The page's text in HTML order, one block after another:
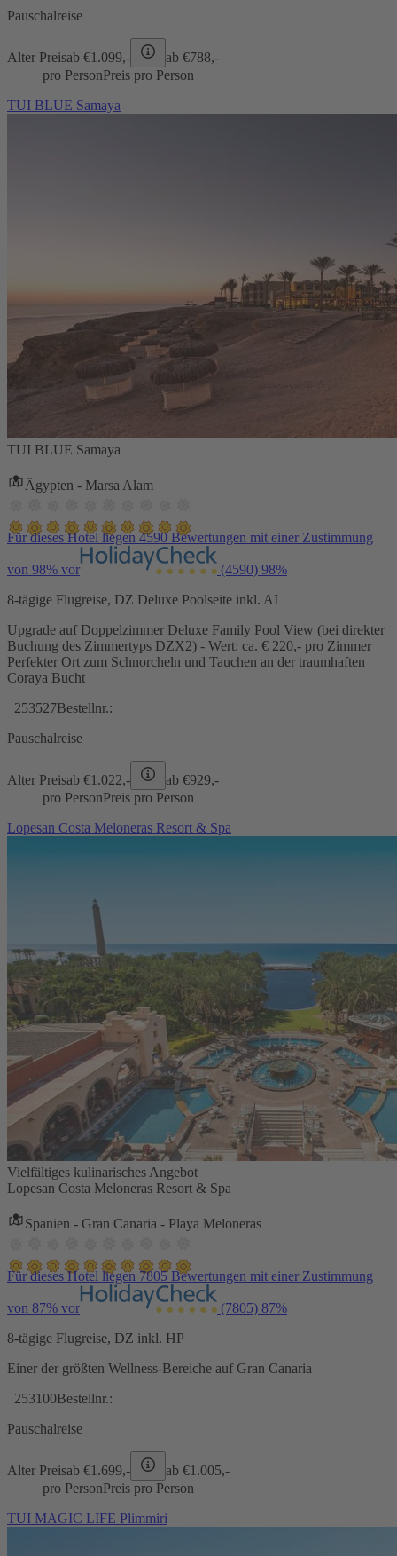
Pauschalreise
Alter Preisab €1.099,- ab €788,-
pro PersonPreis pro Person
TUI BLUE Samaya
TUI BLUE Samaya
Ägypten - Marsa Alam
Für dieses Hotel liegen 4590 Bewertungen mit einer Zustimmung
von 98% vor (4590) 98%
8-tägige Flugreise, DZ Deluxe Poolseite inkl. AI
Upgrade auf Doppelzimmer Deluxe Family Pool View (bei direkter
Buchung des Zimmertyps DZX2) - Wert: ca. € 220,- pro Zimmer
Perfekter Ort zum Schnorcheln und Tauchen an der traumhaften
Coraya Bucht
253527Bestellnr.:
Pauschalreise
Alter Preisab €1.022,- ab €929,-
pro PersonPreis pro Person
Lopesan Costa Meloneras Resort & Spa
Vielfältiges kulinarisches Angebot
Lopesan Costa Meloneras Resort & Spa
Spanien - Gran Canaria - Playa Meloneras
Für dieses Hotel liegen 7805 Bewertungen mit einer Zustimmung
von 87% vor (7805) 87%
8-tägige Flugreise, DZ inkl. HP
Einer der größten Wellness-Bereiche auf Gran Canaria
253100Bestellnr.:
Pauschalreise
Alter Preisab €1.699,- ab €1.005,-
pro PersonPreis pro Person
TUI MAGIC LIFE Plimmiri